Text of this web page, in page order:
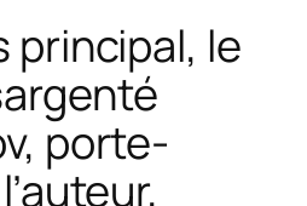
principal, le
porte-